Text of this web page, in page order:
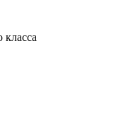
класса